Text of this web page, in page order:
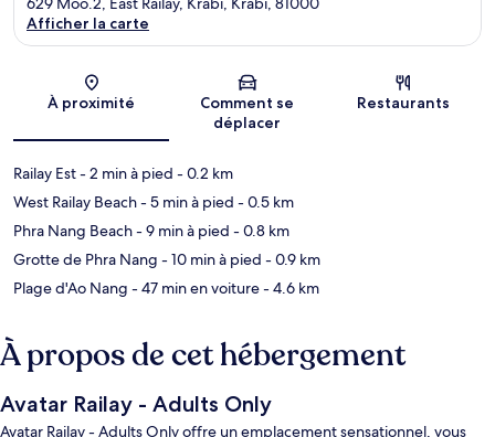
Carte
Afficher la carte
À proximité
Comment se
déplacer
Restaurants
Railay Est- 2 min à pied - 0.2 km
West Railay Beach- 5 min à pied - 0.5 km
Phra Nang Beach- 9 min à pied - 0.8 km
Grotte de Phra Nang - 10 min à pied - 0.9 km
Plage d'Ao Nang - 47 min en voiture- 4.6 km
À propos de cet hébergement
Avatar Railay - Adults Only
Avatar Railay - Adults Only offre un emplacement sensationnel, vous